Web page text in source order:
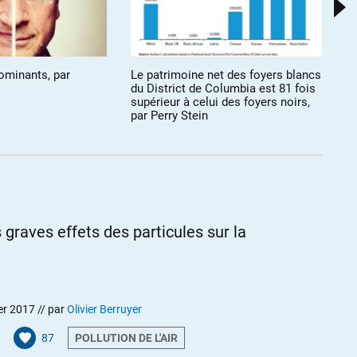
mes impôts pour financer les retraites des autres »
les impôts des autres pour financer ma retraite ».
un système où on va augmenter les impôts des actifs à
lorsque ces actifs voudront se retirer, ils n’auront plus de droit à
par
Le patrimoine net des foyers blancs
du District de Columbia est 81 fois
supérieur à celui des foyers noirs,
par Perry Stein
graves effets des particules sur la
2017// parOlivier Berruyer
87 POLLUTION DE L'AIR